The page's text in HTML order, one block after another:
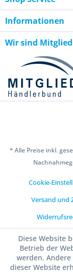
Informationen
Wir sind Mitglied
* Alle Preise inkl.
Cookie-
Versand und
Diese Website
Betrieb der
werden.
dieser Website